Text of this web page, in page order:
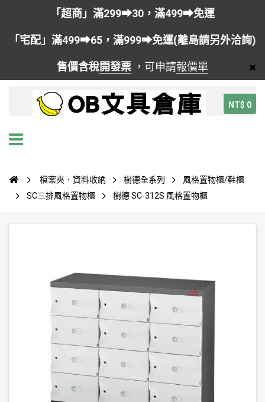
「超商」滿299➡30，滿499➡免運
「宅配」滿499➡65，滿999➡免運(離島請另外洽詢)
售價含稅開發票 ，可申請報價單
NT$ 0
檔案夾．資料收納 樹德全系列
風格置物櫃/鞋櫃
SC三排風格置物櫃
樹德 SC-312S 風格置物櫃